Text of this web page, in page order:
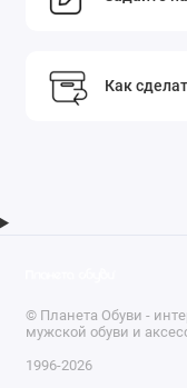
Как
© Планета Обуви -
мужской обуви и
1996-2026